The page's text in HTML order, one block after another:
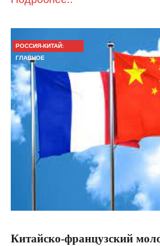
РОССИЯ-КИТАЙ:
ГЛАВНОЕ
Китайско-французский